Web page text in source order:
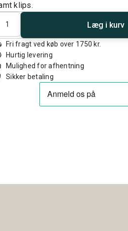
klips.
Læg i kurv
Fri fragt ved køb over 1750 kr.
Hurtig levering
Mulighed for afhentning
Sikker betaling